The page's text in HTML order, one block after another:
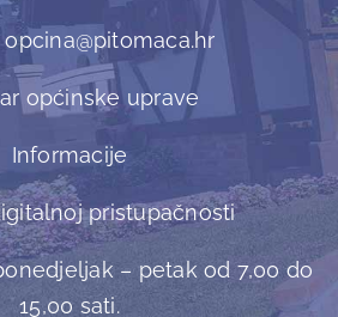
opcina@pitomaca.hr
općinske uprave
Informacije
pristupačnosti
– petak od 7,00 do
15,00 sati.